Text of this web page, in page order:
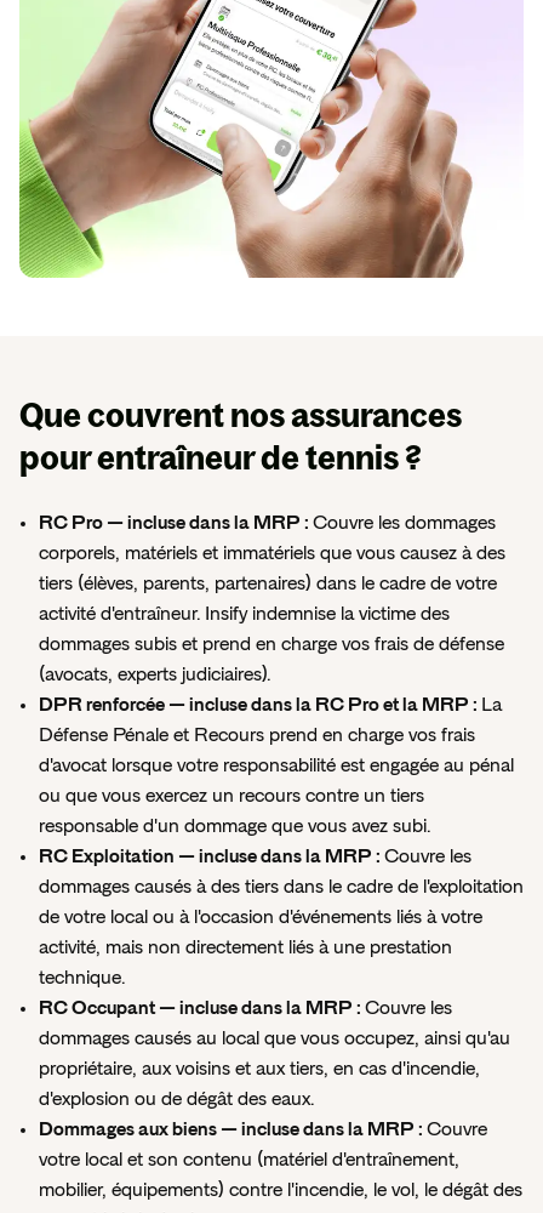
Que couvrent nos assurances
pour entraîneur de tennis ?
RC Pro — incluse dans la MRP : Couvre les dommages
corporels, matériels et immatériels que vous causez à des
tiers (élèves, parents, partenaires) dans le cadre de votre
activité d'entraîneur. Insify indemnise la victime des
dommages subis et prend en charge vos frais de défense
(avocats, experts judiciaires).
DPR renforcée — incluse dans la RC Pro et la MRP : La
Défense Pénale et Recours prend en charge vos frais
d'avocat lorsque votre responsabilité est engagée au pénal
ou que vous exercez un recours contre un tiers
responsable d'un dommage que vous avez subi.
RC Exploitation — incluse dans la MRP : Couvre les
dommages causés à des tiers dans le cadre de l'exploitation
de votre local ou à l'occasion d'événements liés à votre
activité, mais non directement liés à une prestation
technique.
RC Occupant — incluse dans la MRP : Couvre les
dommages causés au local que vous occupez, ainsi qu'au
propriétaire, aux voisins et aux tiers, en cas d'incendie,
d'explosion ou de dégât des eaux.
Dommages aux biens — incluse dans la MRP : Couvre
votre local et son contenu (matériel d'entraînement,
mobilier, équipements) contre l'incendie, le vol, le dégât des